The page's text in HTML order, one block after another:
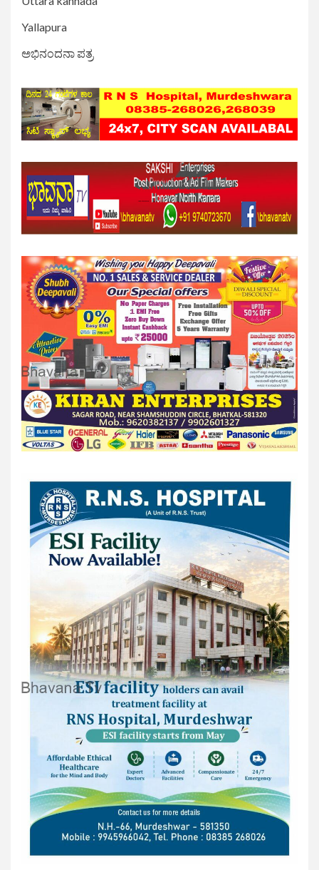
Yallapura
ಅಭಿನಂದನಾ ಪತ್ರ